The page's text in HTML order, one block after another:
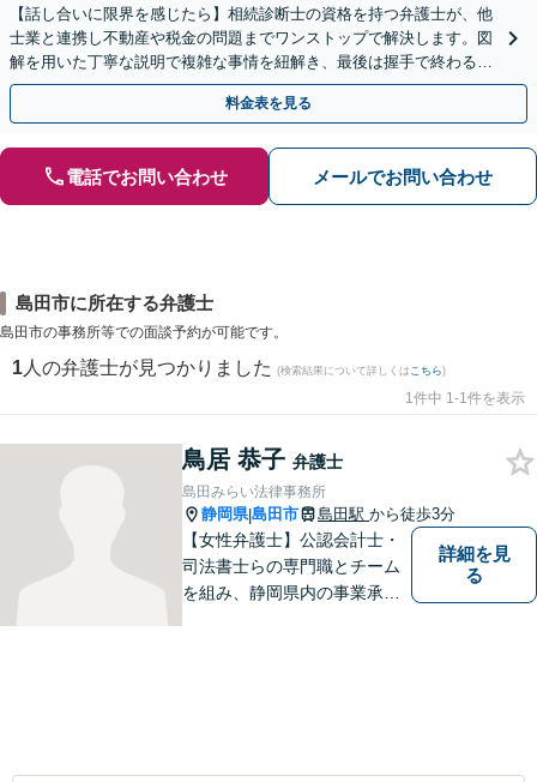
【話し合いに限界を感じたら】相続診断士の資格を持つ弁護士が、他
士業と連携し不動産や税金の問題までワンストップで解決します。図
解を用いた丁寧な説明で複雑な事情を紐解き、最後は握手で終わる円
満な解決へ導きます。【東海エリア・神奈川県対応】
料金表を見る
電話でお問い合わせ メールでお問い合わせ
島田市に所在する弁護士
島田市の事務所等での面談予約が可能です。
1 人の弁護士が見つかりました (検索結果について詳しくは こちら)
1件中 1-1件を表示
鳥居 恭子 弁護士
島田みらい法律事務所
静岡県|島田市 島田駅 から徒歩3分
【女性弁護士】公認会計士・
司法書士らの専門職とチーム
を組み、静岡県内の事業承継
詳細を見
る